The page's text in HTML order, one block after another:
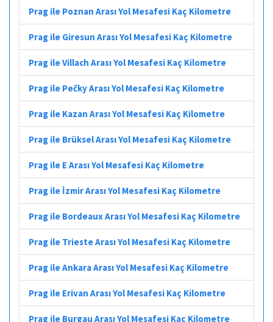
Prag ile Poznan Arası Yol Mesafesi Kaç Kilometre
Prag ile Giresun Arası Yol Mesafesi Kaç Kilometre
Prag ile Villach Arası Yol Mesafesi Kaç Kilometre
Prag ile Pečky Arası Yol Mesafesi Kaç Kilometre
Prag ile Kazan Arası Yol Mesafesi Kaç Kilometre
Prag ile Brüksel Arası Yol Mesafesi Kaç Kilometre
Prag ile E Arası Yol Mesafesi Kaç Kilometre
Prag ile İzmir Arası Yol Mesafesi Kaç Kilometre
Prag ile Bordeaux Arası Yol Mesafesi Kaç Kilometre
Prag ile Trieste Arası Yol Mesafesi Kaç Kilometre
Prag ile Ankara Arası Yol Mesafesi Kaç Kilometre
Prag ile Erivan Arası Yol Mesafesi Kaç Kilometre
Prag ile Burgau Arası Yol Mesafesi Kaç Kilometre